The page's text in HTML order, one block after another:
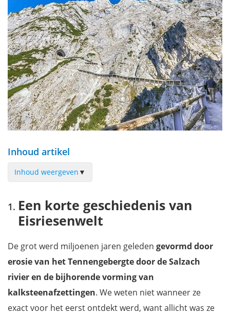
Inhoud artikel
Inhoud weergeven ▼
Wat kan je verwachten bij een bezoek aan Eisriesenwelt
Eisriesenwelt bezoeken: hoe geraak je er?
Openingsuren van de Eisriesenwelt
Essentiële informatie voor een bezoek aan Eisriesenwelt
Wat te doen na je bezoek aan Eisriesenwelt?
Waar overnachten nabij Eisriesenwelt?
Een korte geschiedenis van
Eisriesenwelt
De grot werd miljoenen jaren geleden gevormd door
erosie van het Tennengebergte door de Salzach
rivieren de bijhorende vorming van
kalksteenafzettingen. We weten niet wanneer ze
exact voor het eerst ontdekt werd, want allicht was ze